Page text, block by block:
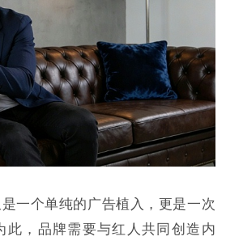
一个单纯的广告植入，更是一次
此，品牌需要与红人共同创造内